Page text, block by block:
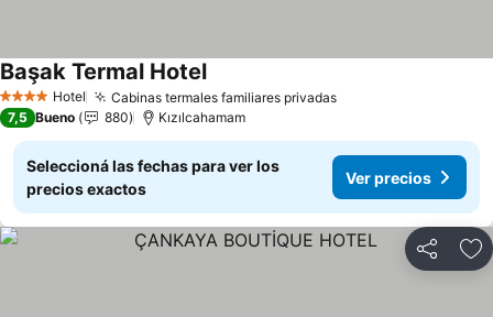
4 EstrellasHotel Cabinas termales familiares privadasVer precios
Başak Termal HotelVer precios
7,5 Bueno 880 Kızılcahamam
Seleccioná las fechas para ver los
precios exactos
Ver precios
Compartir